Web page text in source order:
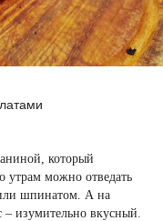
который
утрам можно отведать
шпинатом. А на
– изумительно вкусный.